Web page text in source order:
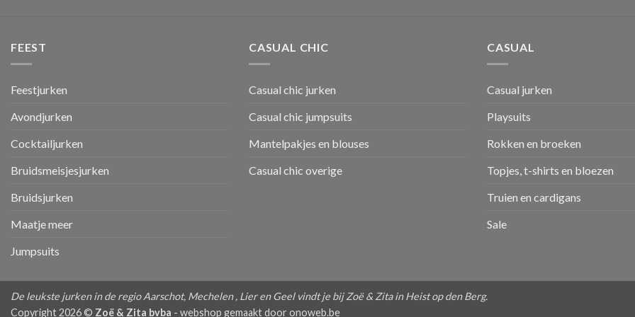
FEEST
Feestjurken
Avondjurken
Cocktailjurken
Bruidsmeisjesjurken
Bruidsjurken
Maatje meer
Jumpsuits
CASUAL CHIC
Casual chic jurken
Casual chic jumpsuits
Mantelpakjes en blouses
Casual chic overige
CASUAL
Casual jurken
Playsuits
Rokken en broeken
Topjes, t-shirts en bloezen
Truien en cardigans
Sale
De leukste jurken in de regio Aarschot, Mechelen , Lier en Geel vindt je bij Zoë & Zita in Heist op den Berg.
Copyright 2026 © Zoë & Zita bvba - webshop gemaakt door onoweb.be